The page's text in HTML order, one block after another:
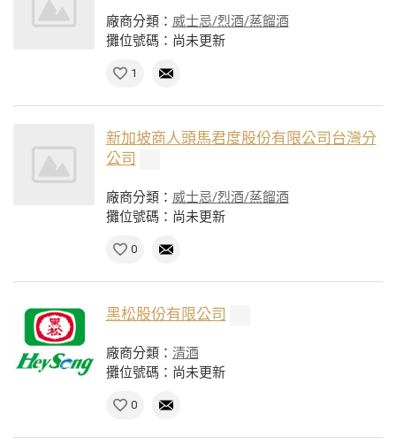
廠商分類： 威士忌/烈酒/蒸餾酒
攤位號碼：尚未更新
1
新加坡商人頭馬君度股份有限公司台灣分
公司
廠商分類： 威士忌/烈酒/蒸餾酒
攤位號碼：尚未更新
0
黑松股份有限公司
廠商分類： 清酒
攤位號碼：尚未更新
0